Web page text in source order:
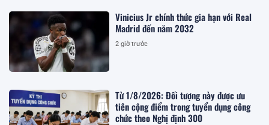
Vinicius Jr chính thức gia hạn với Real
Madrid đến năm 2032
2 giờ trước
Từ 1/8/2026: Đối tượng này được ưu
tiên cộng điểm trong tuyển dụng công
chức theo Nghị định 300